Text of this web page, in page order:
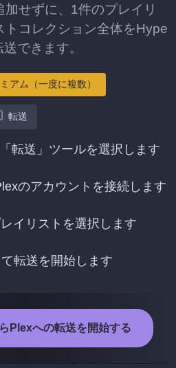
せずに、1件のプレイリ
トコレクション全体をHype
できます。
アム（一度に複数）
転送
転送」ツールを選択します
のアカウントを接続します
イリストを選択します
転送を開始します
Plexへの転送を開始する